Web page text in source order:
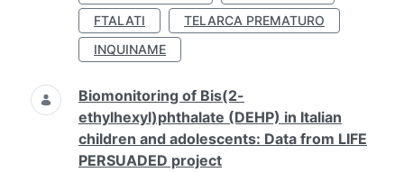
FTALATI
TELARCA PREMATURO
INQUINAME
Biomonitoring of Bis(2-
ethylhexyl)phthalate (DEHP) in Italian
children and adolescents: Data from LIFE
PERSUADED project